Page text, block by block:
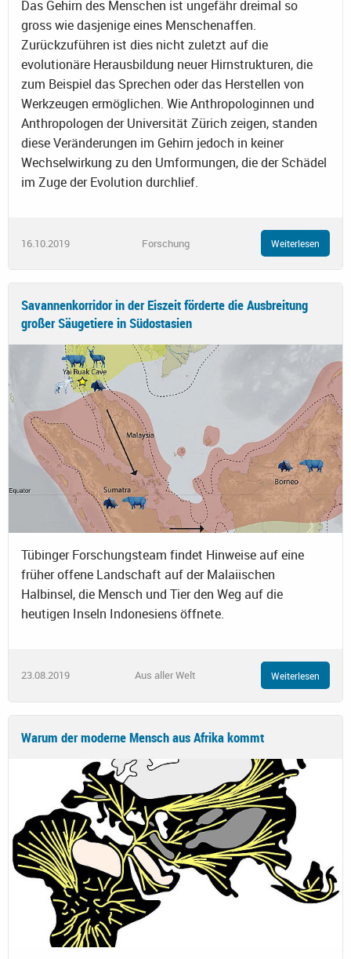
Das Gehirn des Menschen ist ungefähr dreimal so
gross wie dasjenige eines Menschenaffen.
Zurückzuführen ist dies nicht zuletzt auf die
evolutionäre Herausbildung neuer Hirnstrukturen, die
zum Beispiel das Sprechen oder das Herstellen von
Werkzeugen ermöglichen. Wie Anthropologinnen und
Anthropologen der Universität Zürich zeigen, standen
diese Veränderungen im Gehirn jedoch in keiner
Wechselwirkung zu den Umformungen, die der Schädel
im Zuge der Evolution durchlief.
16.10.2019 Forschung Weiterlesen
Savannenkorridor in der Eiszeit förderte die Ausbreitung
großer Säugetiere in Südostasien
Tübinger Forschungsteam findet Hinweise auf eine
früher offene Landschaft auf der Malaiischen
Halbinsel, die Mensch und Tier den Weg auf die
heutigen Inseln Indonesiens öffnete.
23.08.2019 Aus aller Welt Weiterlesen
Warum der moderne Mensch aus Afrika kommt